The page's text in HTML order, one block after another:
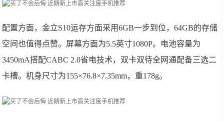
配置方面，金立S10运存方面采用6GB一步到位，64GB的存储
空间也值得点赞。屏幕方面为5.5英寸1080P。电池容量为
3450mA搭配CABC 2.0省电技术，双卡双待全网通配备三选二
卡槽。机身尺寸为155×76.8×7.35mm，重178g。